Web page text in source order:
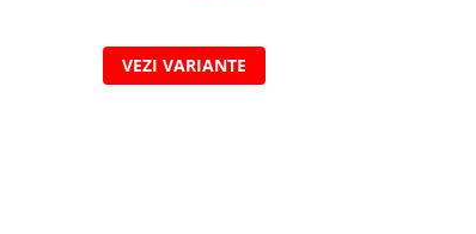
VEZI VARIANTE